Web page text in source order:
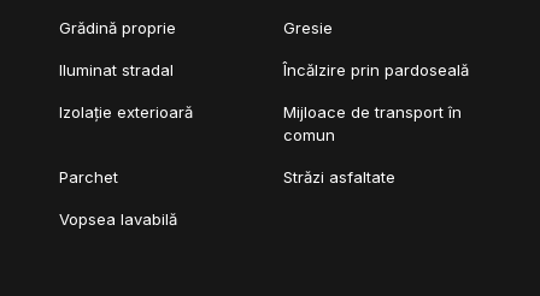
Grădină proprie Gresie
Iluminat stradal Încălzire prin pardoseală
Izolație exterioară
Mijloace de transport în
comun
Parchet Străzi asfaltate
Vopsea lavabilă